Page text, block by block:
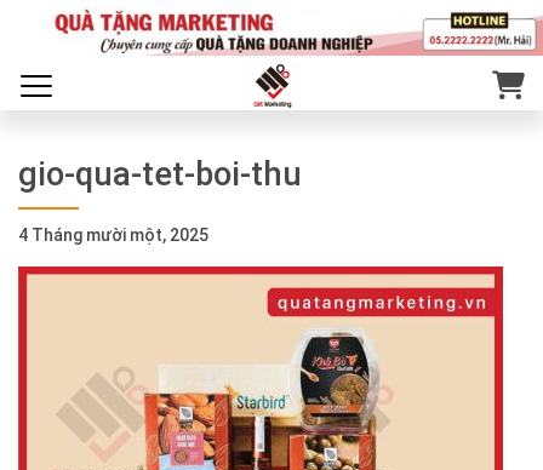
gio-qua-tet-boi-thu
4 Tháng mười một, 2025